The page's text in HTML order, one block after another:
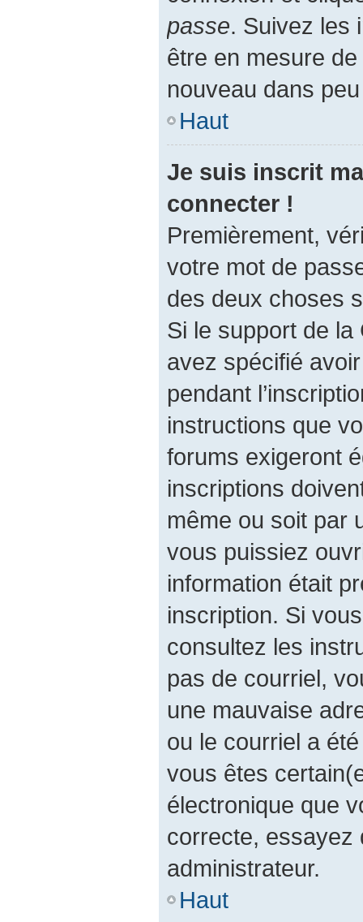
passe. Suivez les
être en mesure
nouveau dans
Haut
Je suis inscrit
connecter !
Premièrement,
votre mot de
des deux choses
Si le support de la
avez spécifié
pendant
instructions que
forums exigeront
inscriptions
même ou soit par
vous puissiez
information était
inscription. Si
consultez les
pas de courriel,
une mauvaise
ou le courriel a
vous êtes
électronique que
correcte, essayez
administrateur.
Haut